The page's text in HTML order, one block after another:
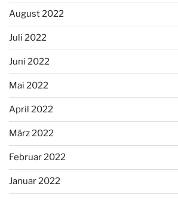
August 2022
Juli 2022
Juni 2022
Mai 2022
April 2022
März 2022
Februar 2022
Januar 2022